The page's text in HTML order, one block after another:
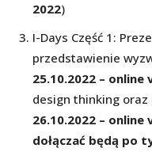
2022)
I-Days Część 1:
przedstawienie
25.10.2022 – online
design thinking oraz
26.10.2022 – online
dołączać będą po